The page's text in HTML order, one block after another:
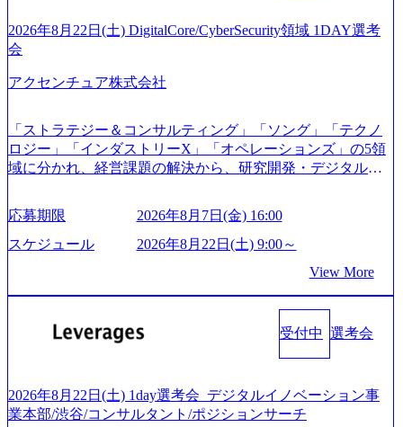
たします。 (1)既存または新規大手事業会社から依頼された
「経営戦略」等のコンサルティング支援を行います。クラ
イアントは各業界上位5社をターゲットとし、特にCXOクラ
スから「新規事業戦略」「既存事業のトランスフォーメー
略」案件をメインとしたコンサルティングを行います ＜プ
ロジェクト一部抜粋＞ ・海外事業(新規・既存)事業のビジ
ネスモデル検討支援 ・金融領域におけるAIを活用した事業
ィ領域における地域活性アプリ企画支援及び実行支援 ・ロ
業支援 ※その他新規事業や既存デジタルトランスフォーメ
ーションの案件が多数 ● コンサルタント プロジェクトにお
は、仮説検証からクライアント向け資料のドラフト作成、
プロジェクトにおける課題/リスク管理などを担当。 ● シニ
アコンサルタント プロジェクトメンバーとしてプロジェク
トの一領域を担う。主な作業としては、As-Is分析、仮説構
ィスカッションペ ーパーの作成などを担当。 ● 裁量権 弊社
は2019年11月に設立され、成長期といわれるフェーズにあ
ご応募者様については、1dayではなく通常選考でのご案内
とさせていただきます ● 面接(1次・最終を一度の面接で実
てご連絡させていただきます。 ● 一日で最終面接まで完了
日面接や面談のお時間をいただく場合がございます ● 面
接、条件面談それぞれ最大1時間を想定しております ・実施
前日までに日程およびURLを共有させていただきます ・面
接および条件面談ともに、どの時間開始となってもご対応
と幸いです ※1day選考会のご参加希望の方は、事前にGAB
試験を受検いただきます(受験期限は1day選考会実施日の3日
前まで)。 ※ただし、30代以上のコンサルファーム経験3年
以上の方はGAB受検免除、書類選考のみ。 書類選考通過後
に、GAB試験に合格している方へ1day選考会当日のご案内
をさせていただきます。 急速なグローバル化により既存事
業では成長戦略を描く事が困難になった大手企業をサポー
す。 (1)既存または新規大手事業会社から依頼された「経営
戦略」等のコンサルティング支援を行います。クライアン
2026年8月22日(土) DigitalCore/CyberSecurity領域 1DAY選考
会
アクセンチュア株式会社
「ストラテジー＆コンサルティング」「ソング」「テクノ
ロジー」「インダストリーX」「オペレーションズ」の5領
域に分かれ、経営課題の解決から、研究開発・デジタル・
グ領域からその実行的側面であるITサービスの提供まで一
貫して支援する総合系・IT系ファームである あらゆる産業
において非常に良質な顧客基盤を築いており、Fortune Globa
手掛けたプロジェクトは「ファーストリテイリングにおけ
るグローバル化」「資生堂グループのDX化支援」「ヴィヴ
ンサルティング活動のみならず、2021年にはKDDIと合弁会
社「ARISE analytics」を設立し、人工知能とデータアナリテ
ジタル人材育成の支援も盛んに行う 採用資料 (https://www.ac
centure.com/content/dam/accenture/final/accenture-com/document-
応募期限
2026年8月7日(金) 16:00
スケジュール
2026年8月22日(土) 9:00～
View More
受付中 選考会
2026年8月22日(土) 1day選考会_デジタルイノベーション事
業本部/渋谷/コンサルタント/ポジションサーチ